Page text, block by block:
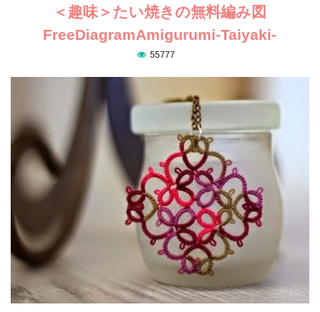
＜趣味＞たい焼きの無料編み図
FreeDiagramAmigurumi-Taiyaki-
55777